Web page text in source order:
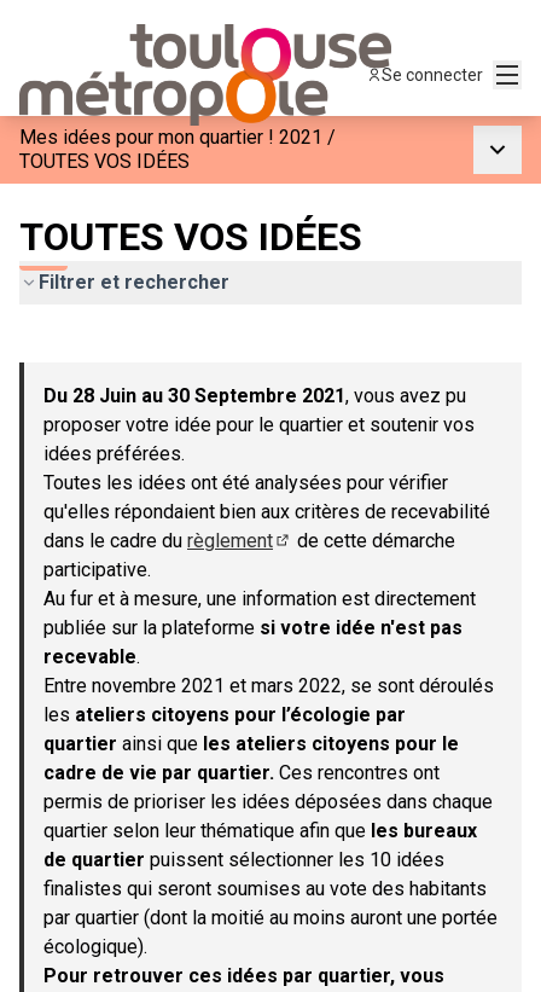
Se connecter
Mes idées pour mon quartier ! 2021 /
TOUTES VOS IDÉES
TOUTES VOS IDÉES
Filtrer et rechercher
−
Du 28 Juin au 30 Septembre 2021, vous avez pu
proposer votre idée pour le quartier et soutenir vos
idées préférées.
Toutes les idées ont été analysées pour vérifier
qu'elles répondaient bien aux critères de recevabilité
dans le cadre du règlement
de cette démarche
participative.
Au fur et à mesure, une information est directement
publiée sur la plateforme si votre idée n'est pas
recevable.
Entre novembre 2021 et mars 2022, se sont déroulés
les ateliers citoyens pour l’écologie par
quartier ainsi que les ateliers citoyens pour le
cadre de vie par quartier. Ces rencontres ont
permis de prioriser les idées déposées dans chaque
quartier selon leur thématique afin que les bureaux
de quartier puissent sélectionner les 10 idées
finalistes qui seront soumises au vote des habitants
par quartier (dont la moitié au moins auront une portée
écologique).
Pour retrouver ces idées par quartier, vous